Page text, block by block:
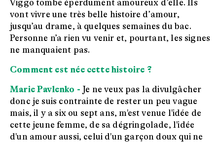
Viggo tombe éperdument amoureux d’elle. Ils
vont vivre une très belle histoire d’amour,
jusqu’au drame, à quelques semaines du bac.
Personne n’a rien vu venir et, pourtant, les signes
ne manquaient pas.
Comment est née cette histoire ?
Marie Pavlenko - Je ne veux pas la divulgâcher
donc je suis contrainte de rester un peu vague
mais, il y a six ou sept ans, m'est venue l'idée de
cette jeune femme, de sa dégringolade, l'idée
d'un amour aussi, celui d'un garçon doux qui ne